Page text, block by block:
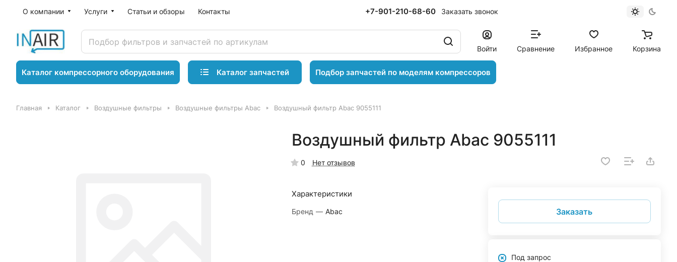
О компании Услуги Статьи и обзоры Контакты +7-901-210-68-60 Заказать звонок
Войти Сравнение Избранное Корзина
Каталог компрессорного оборудования Каталог запчастей Подбор запчастей по моделям компрессоров
Главная Каталог Воздушные фильтры Воздушные фильтры Abac Воздушный фильтр Abac 9055111
Воздушный фильтр Abac 9055111
0 Нет отзывов
Характеристики
Бренд — Abac Заказать
Под запрос